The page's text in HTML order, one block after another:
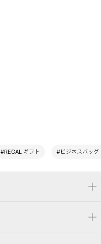
#REGAL ギフト #ビジネスバッグ